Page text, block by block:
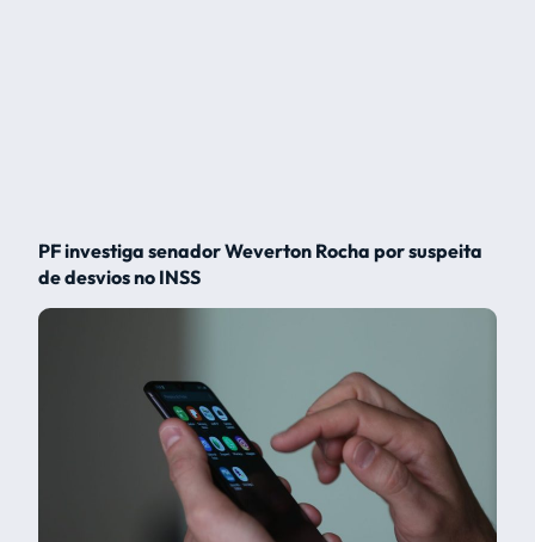
PF investiga senador Weverton Rocha por suspeita
de desvios no INSS